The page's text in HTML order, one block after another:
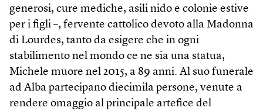
generosi, cure mediche, asili nido e colonie estive
per i figli –, fervente cattolico devoto alla Madonna
di Lourdes, tanto da esigere che in ogni
stabilimento nel mondo ce ne sia una statua,
Michele muore nel 2015, a 89 anni. Al suo funerale
ad Alba partecipano diecimila persone, venute a
rendere omaggio al principale artefice del